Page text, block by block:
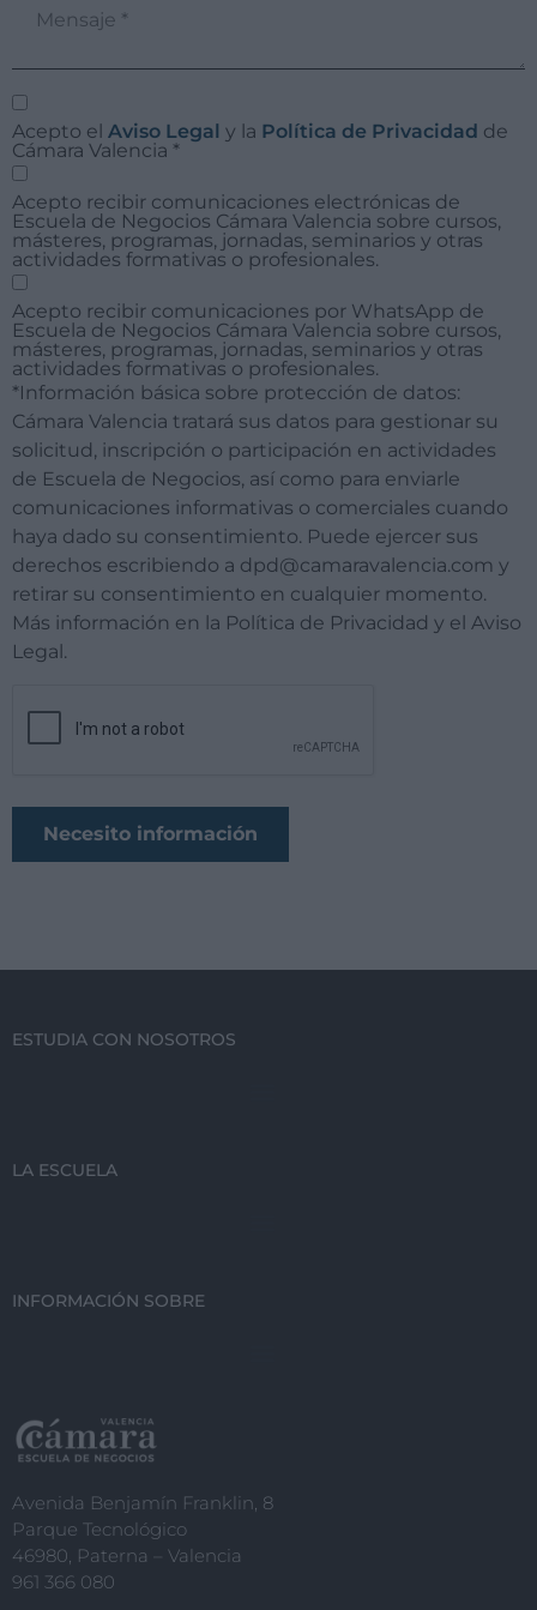
Acepto el Aviso Legal y la Política de Privacidad de
Cámara Valencia *
Acepto recibir comunicaciones electrónicas de
Escuela de Negocios Cámara Valencia sobre cursos,
másteres, programas, jornadas, seminarios y otras
actividades formativas o profesionales.
Acepto recibir comunicaciones por WhatsApp de
Escuela de Negocios Cámara Valencia sobre cursos,
másteres, programas, jornadas, seminarios y otras
actividades formativas o profesionales.
*Información básica sobre protección de datos:
Cámara Valencia tratará sus datos para gestionar su
solicitud, inscripción o participación en actividades
de Escuela de Negocios, así como para enviarle
comunicaciones informativas o comerciales cuando
haya dado su consentimiento. Puede ejercer sus
derechos escribiendo a dpd@camaravalencia.com y
retirar su consentimiento en cualquier momento.
Más información en la Política de Privacidad y el Aviso
Legal.
ESTUDIA CON NOSOTROS
LA ESCUELA
INFORMACIÓN SOBRE
Avenida Benjamín Franklin, 8
Parque Tecnológico
46980, Paterna – Valencia
961 366 080